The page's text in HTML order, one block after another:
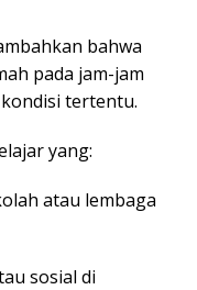
bahwa
pada jam-jam
tertentu.
yang:
atau lembaga
sosial di